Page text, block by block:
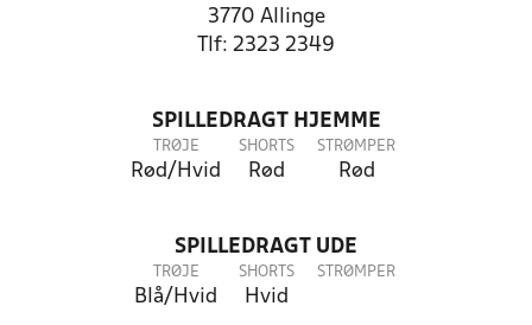
3770 Allinge
Tlf: 2323 2349
SPILLEDRAGT HJEMME
TRØJE
Rød/Hvid
SHORTS
Rød
STRØMPER
Rød
SPILLEDRAGT UDE
TRØJE
Blå/Hvid
SHORTS
Hvid
STRØMPER